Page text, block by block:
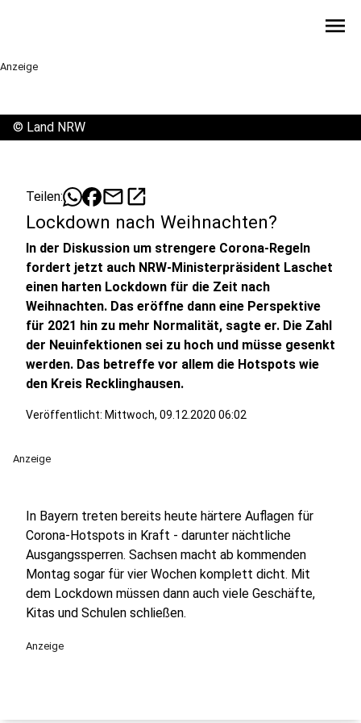
menu
Anzeige
© Land NRW
Teilen: mailopen_in_new
Lockdown nach Weihnachten?
In der Diskussion um strengere Corona-Regeln
fordert jetzt auch NRW-Ministerpräsident Laschet
einen harten Lockdown für die Zeit nach
Weihnachten. Das eröffne dann eine Perspektive
für 2021 hin zu mehr Normalität, sagte er. Die Zahl
der Neuinfektionen sei zu hoch und müsse gesenkt
werden. Das betreffe vor allem die Hotspots wie
den Kreis Recklinghausen.
Veröffentlicht: Mittwoch, 09.12.2020 06:02
Anzeige
In Bayern treten bereits heute härtere Auflagen für
Corona-Hotspots in Kraft - darunter nächtliche
Ausgangssperren. Sachsen macht ab kommenden
Montag sogar für vier Wochen komplett dicht. Mit
dem Lockdown müssen dann auch viele Geschäfte,
Kitas und Schulen schließen.
Anzeige